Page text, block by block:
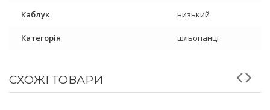
Каблук низький
Категорія шльопанці
СХОЖІ ТОВАРИ